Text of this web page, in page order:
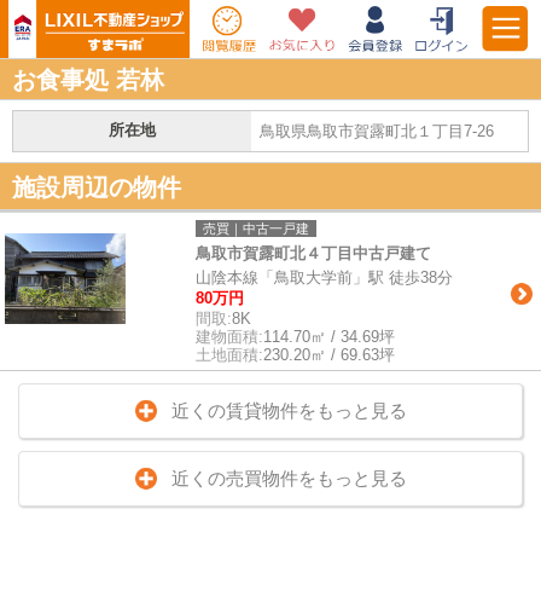
お食事処 若林
所在地 鳥取県鳥取市賀露町北１丁目7-26
施設周辺の物件
売買｜中古一戸建
鳥取市賀露町北４丁目中古戸建て
山陰本線「鳥取大学前」駅 徒歩38分
80万円
間取:8K
建物面積:114.70㎡ / 34.69坪
土地面積:230.20㎡ / 69.63坪
近くの賃貸物件をもっと見る
近くの売買物件をもっと見る